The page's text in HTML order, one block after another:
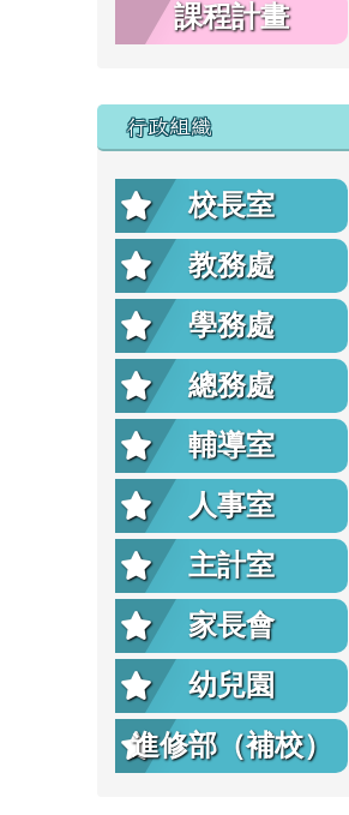
課程計畫
行政組織
校長室
教務處
學務處
總務處
輔導室
人事室
主計室
家長會
幼兒園
進修部（補校）